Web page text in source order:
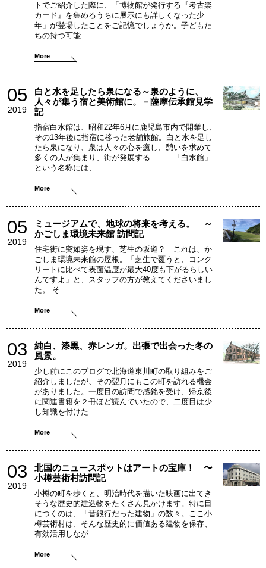
トでご紹介した際に、「博物館が発行する『考古楽
カード』を集めるうちに展示にも詳しくなった少
年」が登場したことをご記憶でしょうか。子どもた
ちの持つ可能…
More
05
2019
白と水を足したら泉になる～泉のように、
人々が集う宿と美術館に。－薩摩伝承館見学
記
指宿白水館は、昭和22年6月に鹿児島市内で開業し、
その13年後に指宿に移った老舗旅館。白と水を足し
たら泉になり、泉は人々の心を癒し、憩いを求めて
多くの人が集まり、街が発展する―――「白水館」
という名称には、…
More
05
2019
ミュージアムで、地球の将来を考える。 ～
かごしま環境未来館 訪問記
住宅街に突如姿を現す、芝生の坂道？ これは、か
ごしま環境未来館の屋根。「芝生で覆うと、コンク
リートに比べて表面温度が最大40度も下がるらしい
んですよ」と、スタッフの方が教えてくださいまし
た。 そ…
More
03
2019
純白、漆黒、赤レンガ。出張で出会った冬の
風景。
少し前にこのブログで北海道東川町の取り組みをご
紹介しましたが、その翌月にもこの町を訪れる機会
がありました。一度目の訪問で感銘を受け、帰京後
に関連書籍を２冊ほど読んでいたので、二度目は少
し知識を付けた…
More
03
2019
北国のニュースポットはアートの宝庫！ 〜
小樽芸術村訪問記
小樽の町を歩くと、明治時代を描いた映画に出てき
そうな歴史的建造物をたくさん見かけます。特に目
につくのは、「昔銀行だった建物」の数々。ここ小
樽芸術村は、そんな歴史的に価値ある建物を保存、
有効活用しなが…
More